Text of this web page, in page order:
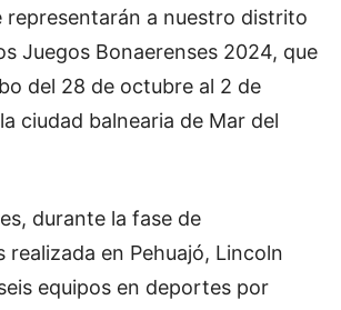
representarán a nuestro distrito
Juegos Bonaerenses 2024, que
del 28 de octubre al 2 de
ciudad balnearia de Mar del
durante la fase de
realizada en Pehuajó, Lincoln
equipos en deportes por